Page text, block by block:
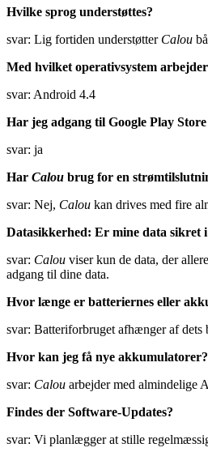
Hvilke sprog understøttes?
svar: Lig fortiden understøtter Calou
Med hvilket operativsystem arbejder
svar: Android 4.4
Har jeg adgang til Google Play Store
svar: ja
Har Calou brug for en
svar: Nej, Calou kan drives med fire
Datasikkerhed: Er mine data sikret i
svar: Calou viser kun de data, der
adgang til dine data.
Hvor længe er batteriernes eller
svar: Batteriforbruget afhænger af dets
Hvor kan jeg få nye akkumulatorer?
svar: Calou arbejder med almindelige
Findes der Software-Updates?
svar: Vi planlægger at stille